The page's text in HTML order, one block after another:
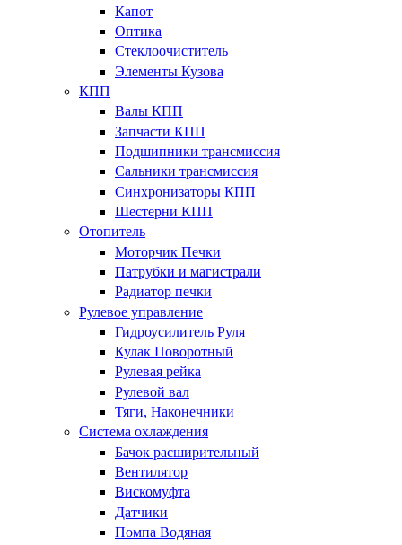
Капот
Оптика
Стеклоочиститель
Элементы Кузова
КПП
Валы КПП
Запчасти КПП
Подшипники трансмиссия
Сальники трансмиссия
Синхронизаторы КПП
Шестерни КПП
Отопитель
Моторчик Печки
Патрубки и магистрали
Радиатор печки
Рулевое управление
Гидроусилитель Руля
Кулак Поворотный
Рулевая рейка
Рулевой вал
Тяги, Наконечники
Система охлаждения
Бачок расширительный
Вентилятор
Вискомуфта
Датчики
Помпа Водяная